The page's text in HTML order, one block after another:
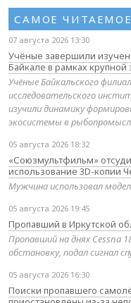
САМОЕ ЧИТАЕМОЕ
07 августа 2026 13:30
Учёные завершили
Байкале в рамках
Учёные Байкальского
исследовательского
изучили динамику
экосистемы в
05 августа 2026 18:32
«Союзмультфильм»
использование 3D-копии
Мужчина использовал
05 августа 2026 19:45
Пропавший в Иркутской
Пропавший на днях Cessna
обстановку, подал сигнал
05 августа 2026 16:30
Поиски пропавшего